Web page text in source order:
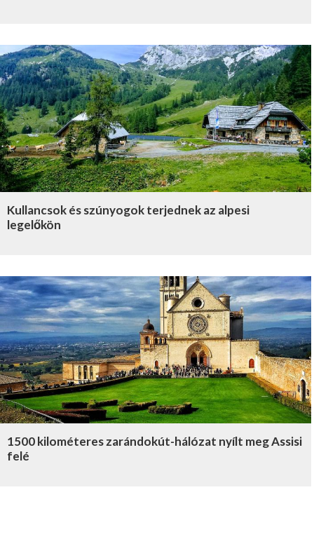
Kullancsok és szúnyogok terjednek az alpesi
legelőkön
1500 kilométeres zarándokút-hálózat nyílt meg Assisi
felé